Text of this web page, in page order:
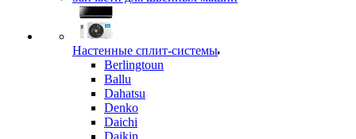
Настенные сплит-системы
Berlingtoun
Ballu
Dahatsu
Denko
Daichi
Daikin